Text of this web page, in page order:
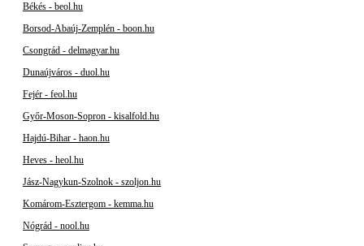
Békés - beol.hu
Borsod-Abaúj-Zemplén - boon.hu
Csongrád - delmagyar.hu
Dunaújváros - duol.hu
Fejér - feol.hu
Győr-Moson-Sopron - kisalfold.hu
Hajdú-Bihar - haon.hu
Heves - heol.hu
Jász-Nagykun-Szolnok - szoljon.hu
Komárom-Esztergom - kemma.hu
Nógrád - nool.hu